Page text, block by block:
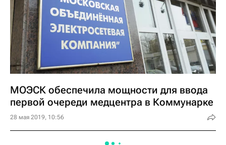
МОЭСК обеспечила мощности для ввода
первой очереди медцентра в Коммунарке
28 мая 2019, 10:56